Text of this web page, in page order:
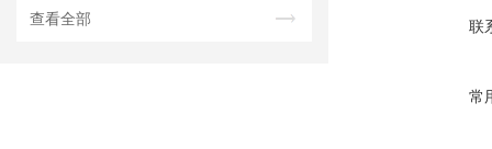
查看全部 联
常